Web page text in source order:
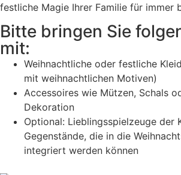
festliche Magie Ihrer Familie für immer
Bitte bringen Sie
mit:
Weihnachtliche oder festliche
mit weihnachtlichen Motiven)
Accessoires wie Mützen, Schals
Dekoration
Optional: Lieblingsspielzeuge der
Gegenstände, die in die
integriert werden können